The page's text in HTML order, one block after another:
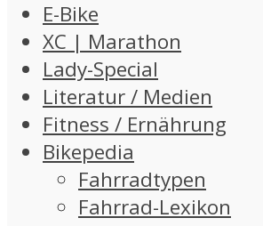
E-Bike
XC | Marathon
Lady-Special
Literatur / Medien
Fitness / Ernährung
Bikepedia
Fahrradtypen
Fahrrad-Lexikon